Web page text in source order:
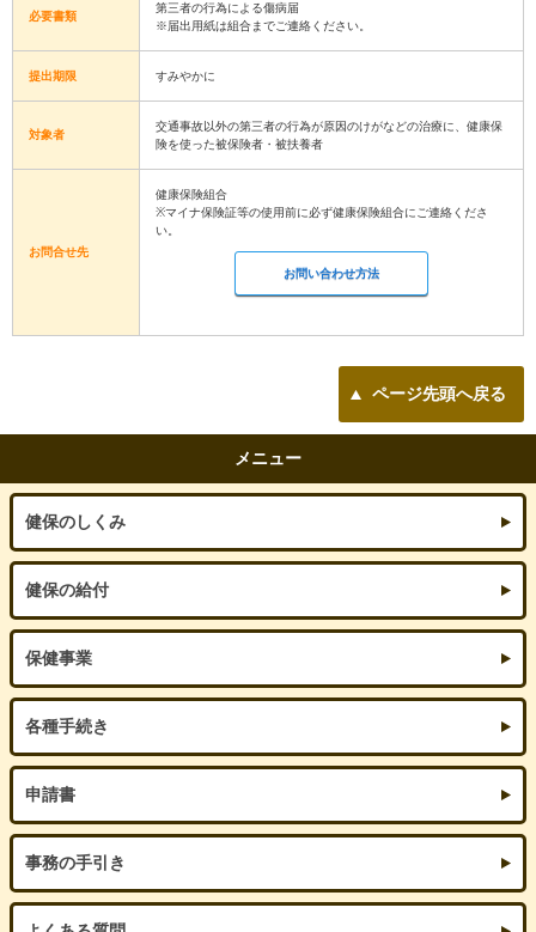
必要書類
第三者の行為による傷病届
※届出用紙は組合までご連絡ください。
提出期限 すみやかに
対象者
交通事故以外の第三者の行為が原因のけがなどの治療に、健康保
険を使った被保険者・被扶養者
お問合せ先
健康保険組合
※マイナ保険証等の使用前に必ず健康保険組合にご連絡くださ
い。
お問い合わせ方法
ページ先頭へ戻る
メニュー
健保のしくみ
健保の給付
保健事業
各種手続き
申請書
事務の手引き